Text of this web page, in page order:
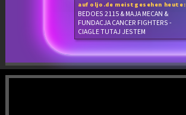
auf oljo.de meistgesehen heute:
BEDOES 2115 & MAJA MECAN &
FUNDACJA CANCER FIGHTERS -
CIAGLE TUTAJ JESTEM